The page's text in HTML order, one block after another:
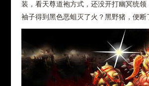
装，看天尊道袍方式，还没开打幽冥统
袖子得到黑色恶蛆灭了火？黑野猪，便